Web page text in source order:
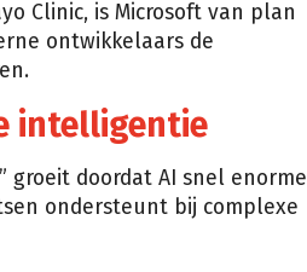
Clinic, is Microsoft van plan
ontwikkelaars de
intelligentie
groeit doordat AI snel enorme
ondersteunt bij complexe